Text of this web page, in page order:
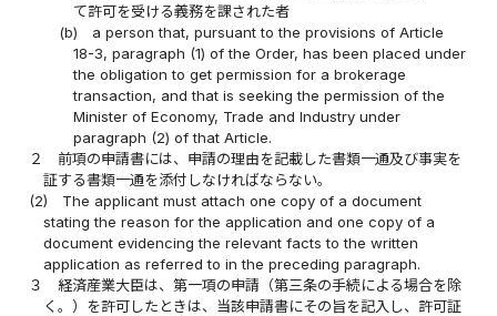
て許可を受ける義務を課された者
(b)
a person that, pursuant to the provisions of Article
18-3, paragraph (1) of the Order, has been placed under
the obligation to get permission for a brokerage
transaction, and that is seeking the permission of the
Minister of Economy, Trade and Industry under
paragraph (2) of that Article.
２
前項の申請書には、申請の理由を記載した書類一通及び事実を
証する書類一通を添付しなければならない。
(2)
The applicant must attach one copy of a document
stating the reason for the application and one copy of a
document evidencing the relevant facts to the written
application as referred to in the preceding paragraph.
３
経済産業大臣は、第一項の申請（第三条の手続による場合を除
く。）を許可したときは、当該申請書にその旨を記入し、許可証